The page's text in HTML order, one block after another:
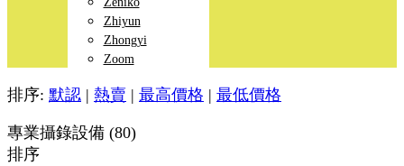
Zhiyun
Zhongyi
Zoom
排序: 默認 | 熱賣 | 最高價格 | 最低價格
專業攝錄設備 (80)
排序